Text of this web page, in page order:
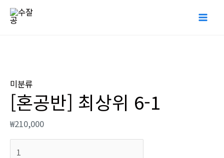
미분류
[혼공반] 최상위 6-1
₩210,000
반]
상
위